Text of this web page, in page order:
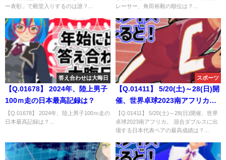
するのは誰？
ー表彰」で殿堂入りするのは誰？...
レーサー、角田裕毅の順位は？...
答え合わせは大晦日
【Q.01678】 2024年、陸上男子
100ｍ走の日本最高記録は？
【Q.01678】 2024年、陸上男子100ｍ走の
日本最高記録は？...
スポーツ
【Q.01411】 5/20(土)～28(日)開
催、世界卓球2023南アフリカ。
混合ダブルスに出場する日本代
表ペアの最高成績は？
【Q.01411】 5/20(土)～28(日)開催、世界
卓球2023南アフリカ。 混合ダブルスに出
場する日本代表ペアの最高成績は？...